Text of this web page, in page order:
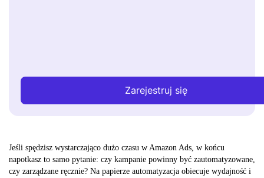
Zarejestruj się
Jeśli spędzisz wystarczająco dużo czasu w Amazon Ads, w końcu
napotkasz to samo pytanie: czy kampanie powinny być zautomatyzowane,
czy zarządzane ręcznie? Na papierze automatyzacja obiecuje wydajność i